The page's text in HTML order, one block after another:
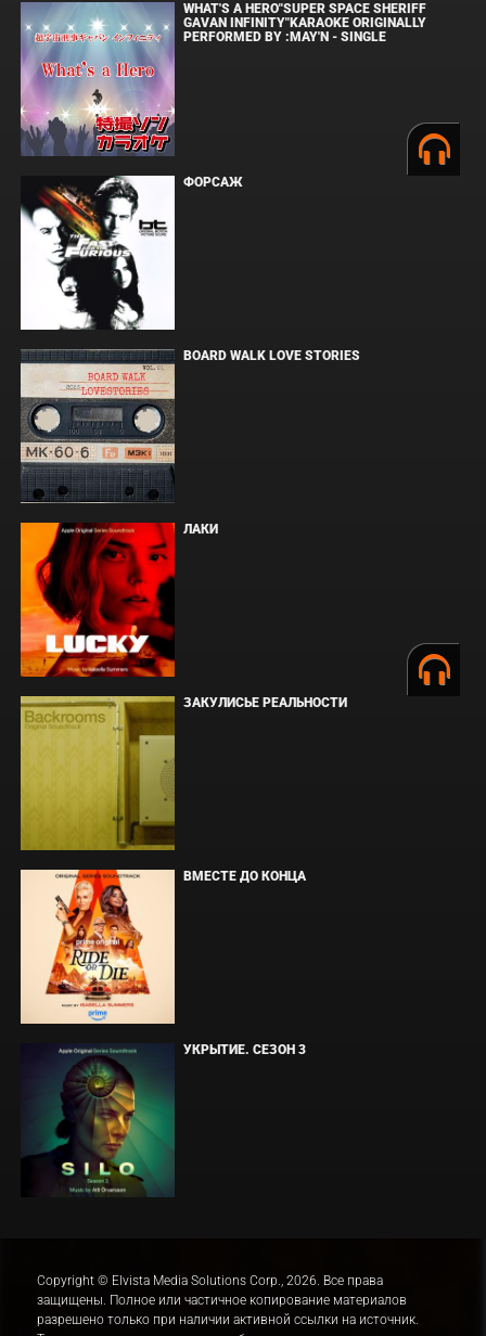
WHAT'S A HERO"SUPER SPACE SHERIFF
GAVAN INFINITY"KARAOKE ORIGINALLY
PERFORMED BY :MAY'N - SINGLE
ФОРСАЖ
BOARD WALK LOVE STORIES
ЛАКИ
ЗАКУЛИСЬЕ РЕАЛЬНОСТИ
ВМЕСТЕ ДО КОНЦА
УКРЫТИЕ. СЕЗОН 3
Copyright © Elvista Media Solutions Corp., 2026. Все права
защищены. Полное или частичное копирование материалов
разрешено только при наличии активной ссылки на источник.